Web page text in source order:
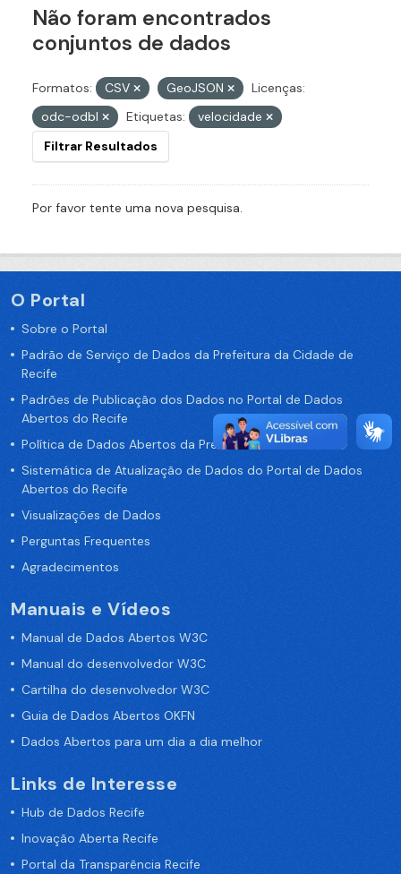
Não foram encontrados
conjuntos de dados
Formatos: CSV GeoJSON
Licenças:
odc-odbl
Etiquetas:
velocidade
Filtrar Resultados
Por favor tente uma nova pesquisa.
O Portal
Sobre o Portal
Padrão de Serviço de Dados da Prefeitura da Cidade de
Recife
Padrões de Publicação dos Dados no Portal de Dados
Abertos do Recife
Política de Dados Abertos da Prefeitura do Recife
Sistemática de Atualização de Dados do Portal de Dados
Abertos do Recife
Visualizações de Dados
Perguntas Frequentes
Agradecimentos
Manuais e Vídeos
Manual de Dados Abertos W3C
Manual do desenvolvedor W3C
Cartilha do desenvolvedor W3C
Guia de Dados Abertos OKFN
Dados Abertos para um dia a dia melhor
Links de Interesse
Hub de Dados Recife
Inovação Aberta Recife
Portal da Transparência Recife